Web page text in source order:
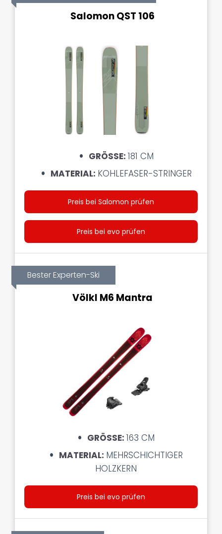
Salomon QST 106
GRÖSSE: 181 CM
MATERIAL: KOHLEFASER-STRINGER
Preis bei Salomon prüfen
Preis bei evo prüfen
Bester Experten-Ski
Völkl M6 Mantra
GRÖSSE: 163 CM
MATERIAL: MEHRSCHICHTIGER
HOLZKERN
Preis bei evo prüfen